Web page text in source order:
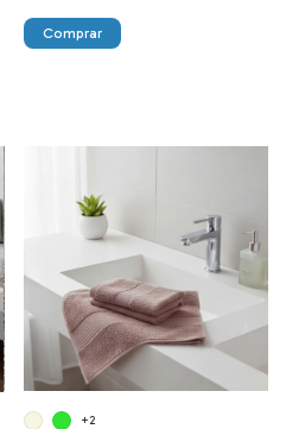
Comprar
+2